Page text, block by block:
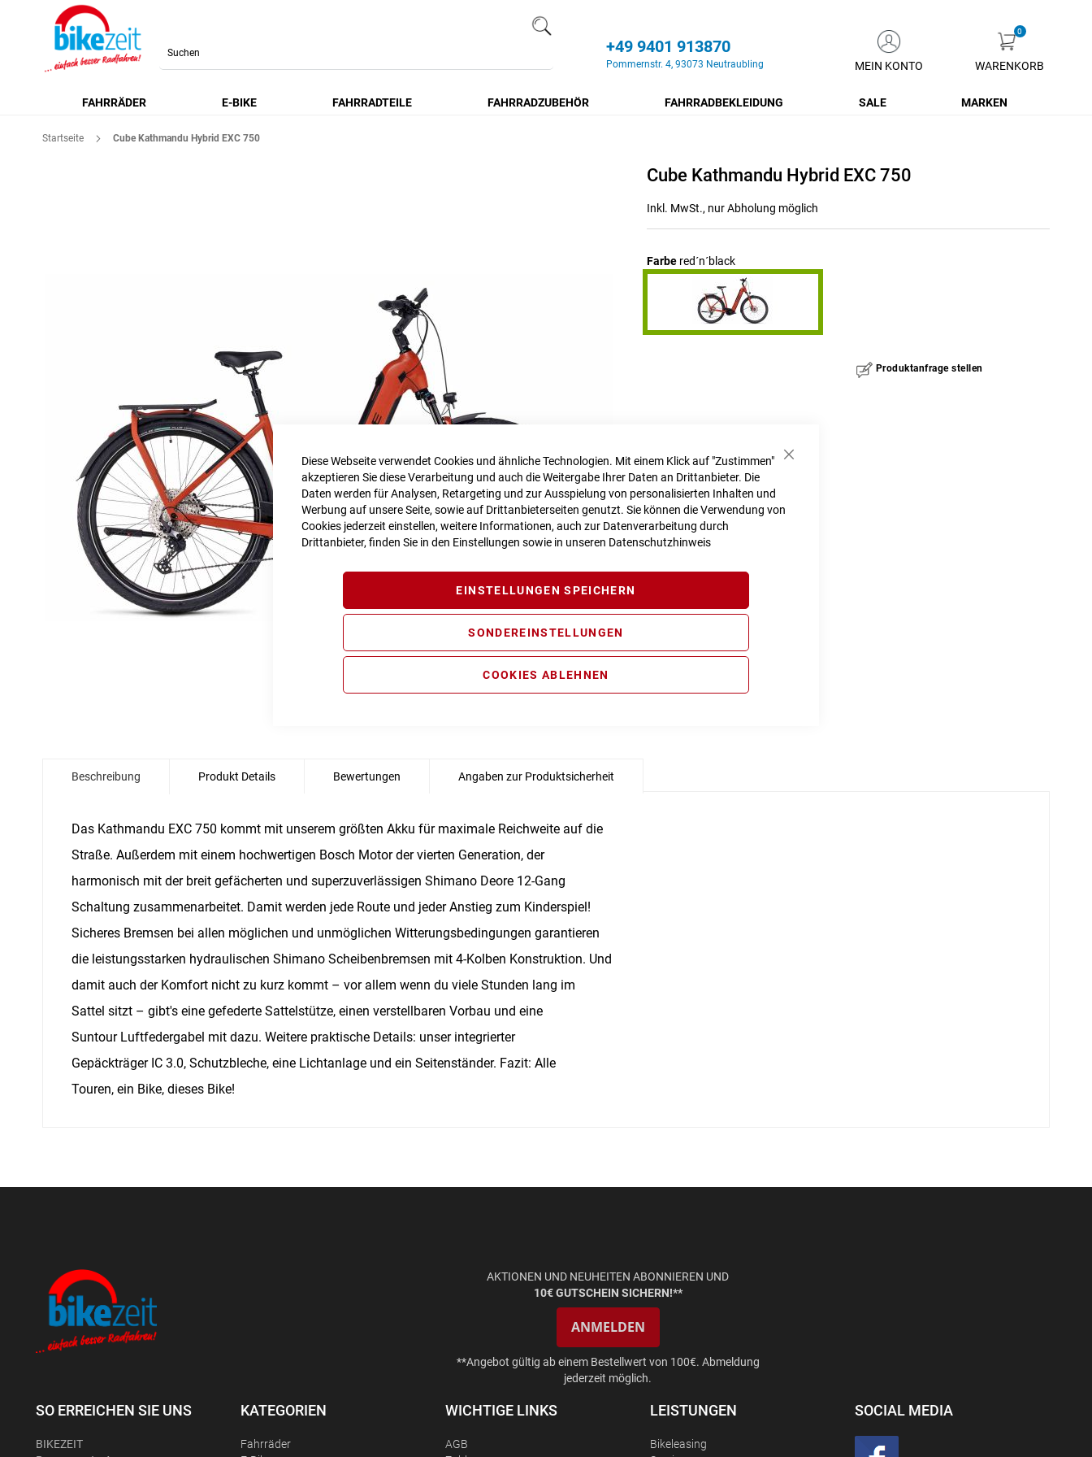
Schließen
Diese Webseite verwendet Cookies und ähnliche Technologien. Mit einem Klick auf "Zustimmen"
akzeptieren Sie diese Verarbeitung und auch die Weitergabe Ihrer Daten an Drittanbieter. Die
Daten werden für Analysen, Retargeting und zur Ausspielung von personalisierten Inhalten und
Werbung auf unsere Seite, sowie auf Drittanbieterseiten genutzt. Sie können die Verwendung von
Cookies jederzeit einstellen, weitere Informationen, auch zur Datenverarbeitung durch
Drittanbieter, finden Sie in den Einstellungen sowie in unseren Datenschutzhinweis
EINSTELLUNGEN SPEICHERN
SONDEREINSTELLUNGEN
COOKIES ABLEHNEN
Inhalt
MEIN KONTO
+49 9401 913870
Pommernstr. 4, 93073 Neutraubling WARENKORB
FAHRRÄDER E-BIKE FAHRRADTEILE FAHRRADZUBEHÖR FAHRRADBEKLEIDUNG SALE MARKEN
Startseite Cube Kathmandu Hybrid EXC 750
Cube Kathmandu Hybrid EXC 750
Inkl. MwSt., nur Abholung möglich
Farbe red´n´black
Produktanfrage stellen
Beschreibung
Das Kathmandu EXC 750 kommt mit unserem größten Akku für maximale Reichweite auf die
Straße. Außerdem mit einem hochwertigen Bosch Motor der vierten Generation, der
harmonisch mit der breit gefächerten und superzuverlässigen Shimano Deore 12-Gang
Schaltung zusammenarbeitet. Damit werden jede Route und jeder Anstieg zum Kinderspiel!
Sicheres Bremsen bei allen möglichen und unmöglichen Witterungsbedingungen garantieren
die leistungsstarken hydraulischen Shimano Scheibenbremsen mit 4-Kolben Konstruktion. Und
damit auch der Komfort nicht zu kurz kommt – vor allem wenn du viele Stunden lang im
Sattel sitzt – gibt's eine gefederte Sattelstütze, einen verstellbaren Vorbau und eine
Suntour Luftfedergabel mit dazu. Weitere praktische Details: unser integrierter
Gepäckträger IC 3.0, Schutzbleche, eine Lichtanlage und ein Seitenständer. Fazit: Alle
Touren, ein Bike, dieses Bike!
Produkt Details Bewertungen Angaben zur Produktsicherheit
AKTIONEN UND NEUHEITEN ABONNIEREN UND
10€ GUTSCHEIN SICHERN!**
ANMELDEN
**Angebot gültig ab einem Bestellwert von 100€. Abmeldung
jederzeit möglich.
SO ERREICHEN SIE UNS
BIKEZEIT
KATEGORIEN
Fahrräder
WICHTIGE LINKS
AGB
LEISTUNGEN
Bikeleasing
SOCIAL MEDIA